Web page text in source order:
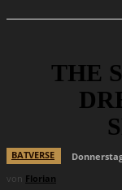
THE
BATVERSE
von Florian